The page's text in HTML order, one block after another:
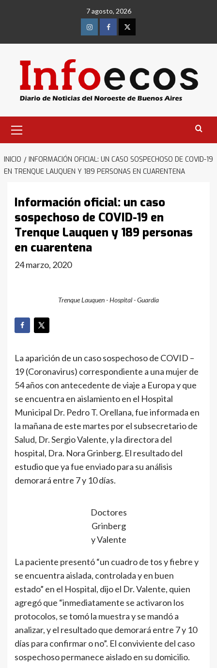
7 agosto, 2026
InstagramFacebookTwitter
primario
INICIO
INFORMACIÓN OFICIAL: UN CASO SOSPECHOSO DE COVID-19
EN TRENQUE LAUQUEN Y 189 PERSONAS EN CUARENTENA
Información oficial: un caso
sospechoso de COVID-19 en
Trenque Lauquen y 189 personas
en cuarentena
24 marzo, 2020
Trenque Lauquen - Hospital - Guardia
La aparición de un caso sospechoso de COVID –
19 (Coronavirus) correspondiente a una mujer de
54 años con antecedente de viaje a Europa y que
se encuentra en aislamiento en el Hospital
Municipal Dr. Pedro T. Orellana, fue informada en
la mañana de este martes por el subsecretario de
Salud, Dr. Sergio Valente, y la directora del
hospital, Dra. Nora Grinberg. El resultado del
estudio que ya fue enviado para su análisis
demorará entre 7 y 10 días.
Doctores
Grinberg
y Valente
La paciente presentó “un cuadro de tos y fiebre y
se encuentra aislada, controlada y en buen
estado” en el Hospital, dijo el Dr. Valente, quien
agregó que “inmediatamente se activaron los
protocolos, se tomó la muestra y se mandó a
analizar, y el resultado que demorará entre 7 y 10
días para confirmar o no”. El conviviente del caso
sospechoso permanece aislado en su domicilio.